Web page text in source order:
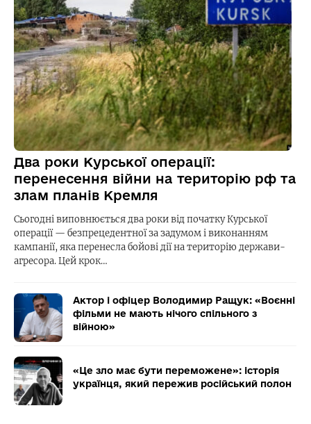
Два роки Курської операції:
перенесення війни на територію рф та
злам планів Кремля
Сьогодні виповнюється два роки від початку Курської
операції — безпрецедентної за задумом і виконанням
кампанії, яка перенесла бойові дії на територію держави-
агресора. Цей крок…
Актор і офіцер Володимир Ращук: «Воєнні
фільми не мають нічого спільного з
війною»
«Це зло має бути переможене»: історія
українця, який пережив російський полон